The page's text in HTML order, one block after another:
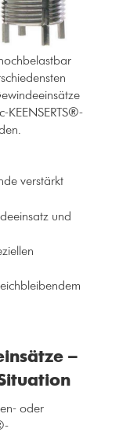
KEENSERTS®-
verstärkt
und
–
oder